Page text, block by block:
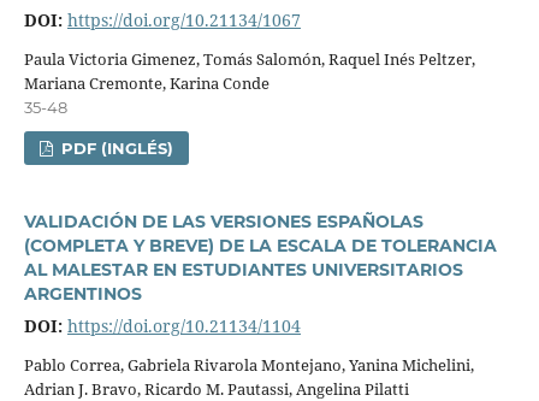
DOI: https://doi.org/10.21134/1067
Paula Victoria Gimenez, Tomás Salomón, Raquel Inés Peltzer,
Mariana Cremonte, Karina Conde
35-48
PDF (INGLÉS)
VALIDACIÓN DE LAS VERSIONES ESPAÑOLAS
(COMPLETA Y BREVE) DE LA ESCALA DE TOLERANCIA
AL MALESTAR EN ESTUDIANTES UNIVERSITARIOS
ARGENTINOS
DOI: https://doi.org/10.21134/1104
Pablo Correa, Gabriela Rivarola Montejano, Yanina Michelini,
Adrian J. Bravo, Ricardo M. Pautassi, Angelina Pilatti